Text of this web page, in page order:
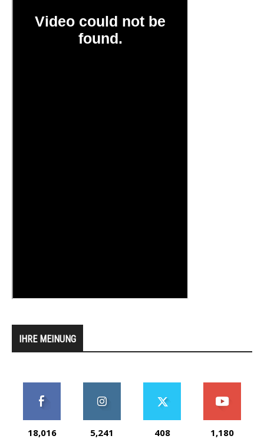
IHRE MEINUNG
18,016 5,241 408 1,180